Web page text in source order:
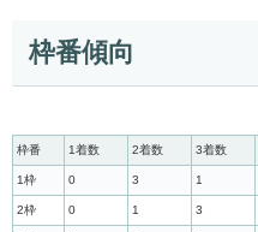
枠番傾向
枠番 1着数 2着数 3着数
1枠 0 3 1
2枠 0 1 3